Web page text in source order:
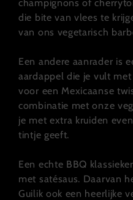
champignons of
die bite van vlees te
van ons vegetarisch
Een andere aanrader is
aardappel die je vult
voor een Mexicaanse
combinatie met onze
je met extra kruiden
tintje geeft.
Een echte BBQ
met satésaus. Daarvan
Guilik ook een heerlijke